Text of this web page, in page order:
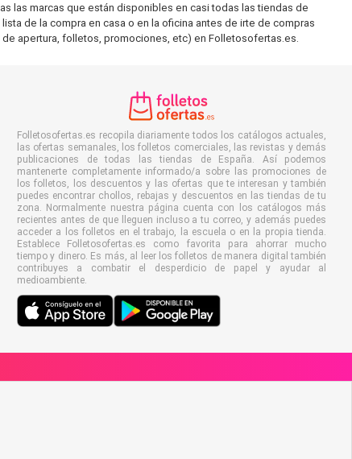
las marcas que están disponibles en casi todas las tiendas de
de la compra en casa o en la oficina antes de irte de compras
apertura, folletos, promociones, etc) en Folletosofertas.es.
Folletosofertas.es recopila diariamente todos los catálogos actuales,
las ofertas semanales, los folletos comerciales, las revistas y demás
publicaciones de todas las tiendas de España. Así podemos
mantenerte completamente informado/a sobre las promociones de
los folletos, los descuentos y las ofertas que te interesan y también
puedes encontrar chollos, rebajas y descuentos en las tiendas de tu
zona. Normalmente nuestra página cuenta con los catálogos más
recientes antes de que lleguen incluso a tu correo, y además puedes
acceder a los folletos en el trabajo, la escuela o en la propia tienda.
Establece Folletosofertas.es como favorita para ahorrar mucho
tiempo y dinero. Es más, al leer los folletos de manera digital también
contribuyes a combatir el desperdicio de papel y ayudar al
medioambiente.